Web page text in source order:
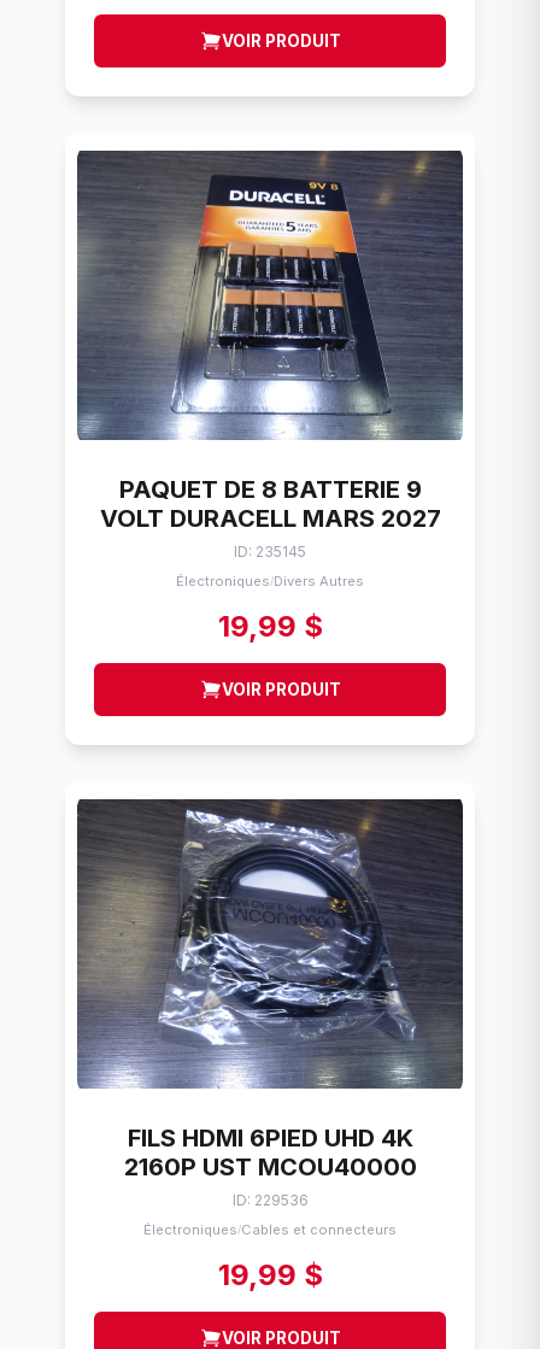
VOIR PRODUIT
PAQUET DE 8 BATTERIE 9
VOLT DURACELL MARS 2027
ID: 235145
Électroniques/Divers Autres
19,99 $
VOIR PRODUIT
FILS HDMI 6PIED UHD 4K
2160P UST MCOU40000
ID: 229536
Électroniques/Cables et connecteurs
19,99 $
VOIR PRODUIT